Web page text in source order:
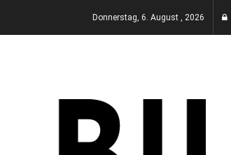
Donnerstag, 6. August , 2026